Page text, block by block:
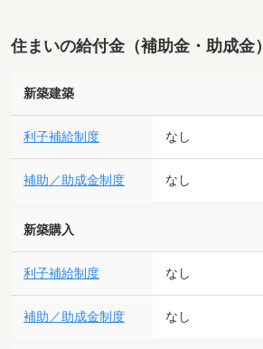
住まいの給付金（補助金・助成金）
新築建築
利子補給制度 なし
補助／助成金制度 なし
新築購入
利子補給制度 なし
補助／助成金制度 なし